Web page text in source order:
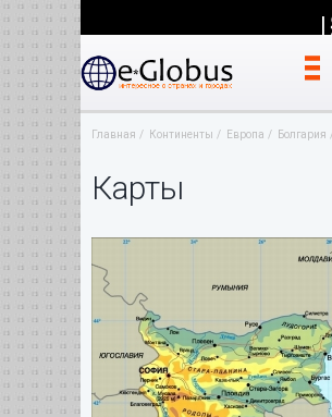
|
Главная Континенты Европа Болгария
Карты